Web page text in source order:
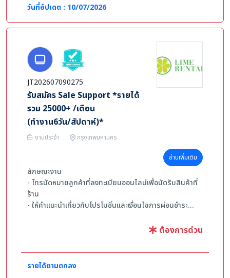
คุณสมบัติ
กว่า (ปวส. / ปริญญาตรี)
- สามารถใช้งานคอมพิวเตอร์และระบบออนไลน์พื้นฐานได้
- ใช้งานโซเชียลมีเดียได้คล่อง เช่น Facebook, Line OA,
Instagram, TikTok
- มีทักษะการสื่อสารและมนุษยสัมพันธ์ที่ดี มีใจรักงานบริการ
และสามารถทำงานเป็นทีมได้
- ทำงานละเอียดรอบคอบ มีความรับผิดชอบ สามารถทำงาน
ภายใต้ความกดดันและทำงานได้อย่างรวดเร็ว
- หากมีประสบการณ์ด้านงานบริการลูกค้า งานธุรการ งาน
วันที่อัปเดต : 10/07/2026
JT202607090275
รับสมัคร Sale Support *รายได้
รวม 25000+ /เดือน
(ทำงาน6วัน/สัปดาห์)*
งานประจำ กรุงเทพมหานคร
อ่านเพิ่มเติม
ลักษณะงาน
- โทรนัดหมายลูกค้าที่ลงทะเบียนออนไลน์เพื่อนัดรับสินค้าที่
ร้าน
- ให้คำแนะนำเกี่ยวกับโปรโมชั่นและเงื่อนไขการผ่อนชำระ
- บรรลุเป้าหมายยอดขายรายเดือนที่กำหนด
คุณสมบัติ
- ทุกเพศ / อายุ 20 ปีขึ้นไป
ต้องการด่วน
รายได้ตามตกลง